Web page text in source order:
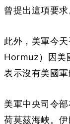
曾提出這項要求
此外，美軍今
Hormuz）因美
表示沒有美國軍
美軍中央司令
荷莫茲海峽。